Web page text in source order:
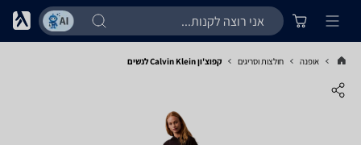
אופנה חולצות וסריגים קפוצ'ון Calvin Klein לנשים